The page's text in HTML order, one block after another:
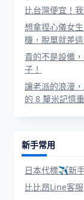
比台灣便宜！
想拿捏心儀女
機，脫單就差這
貴的不是設備
子！
讓老派的浪漫
的 8 釐米記憶
新手常用
日本代標✈新
比比昂Line客服